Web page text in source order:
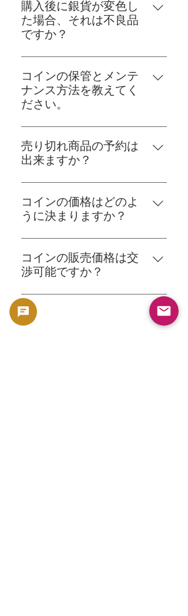
な傷がつくことがありますが、こ
れは不良品ではありません。これ
らのコインは地金の価値を重視し
ものではありません。発送前に外
観を確認しておりますが、軽微な
傷が見られる場合がございます。
購入後に銀貨が変色し
た場合、それは不良品
ですか？
銀貨は湿度や指紋、汚れなどによ
り化学反応を起こし、変色するこ
とがありますが、これは不良品で
はありません。湿度の低い場所で
用をお勧めします。
コインの保管とメンテ
ナンス方法を教えてく
ださい。
コインの保管には、専用のコイン
ケースやフリップを使用し、湿気
や直射日光を避けることが重要で
扱い時の注意も必要です。詳しい
保管方法やメンテナンスについて
は、店舗スタッフがアドバイスい
売り切れ商品の予約は
出来ますか？
お取り寄せ可能な場合がございま
すので、お問い合わせフォーム又
はinfo@goldsilverjapan.comまで
たします。
コインの価格はどのよ
うに決まりますか？
コインの価格は、その稀少性、状
態、需要と供給のバランス、市場
の状況などに基づいて決まりま
格情報や査定結果は、店舗でご確
認いただけます。
コインの販売価格は交
渉可能ですか？
当店では一般的に販売価格は交渉
可能です。ただし、価格は市場の
状況やコインの状態などに基づい